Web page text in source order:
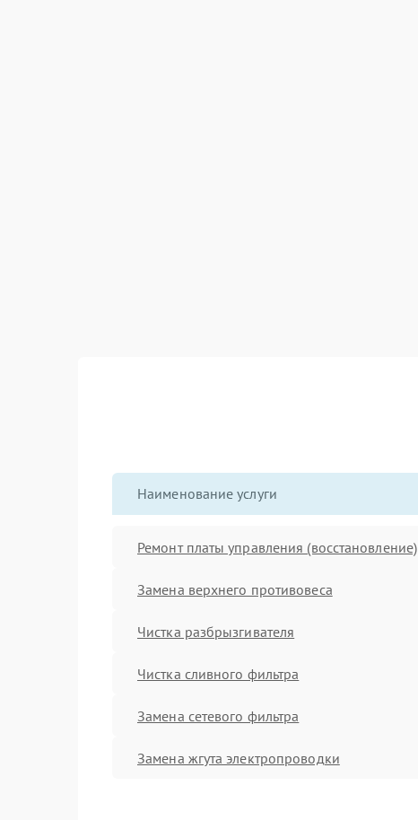
Наименование услуги
Ремонт платы управления (восстановление)
Замена верхнего противовеса
Чистка разбрызгивателя
Чистка сливного фильтра
Замена сетевого фильтра
Замена жгута электропроводки